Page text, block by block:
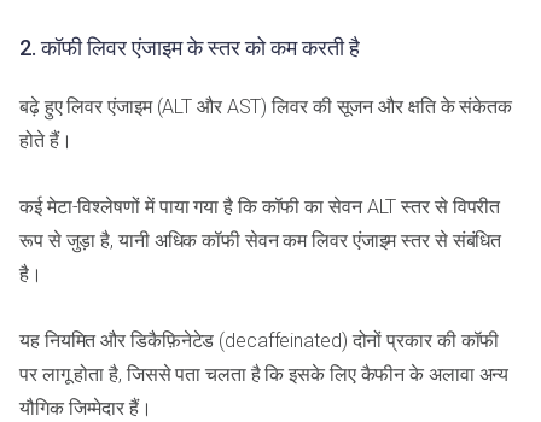
2. कॉफी लिवर एंजाइम के स्तर को कम करती है
बढ़े हुए लिवर एंजाइम (ALT और AST) लिवर की सूजन और क्षति के संकेतक
होते हैं।
कई मेटा-विश्लेषणों में पाया गया है कि कॉफी का सेवन ALT स्तर से विपरीत
रूप से जुड़ा है, यानी अधिक कॉफी सेवन कम लिवर एंजाइम स्तर से संबंधित
है।
यह नियमित और डिकैफ़िनेटेड (decaffeinated) दोनों प्रकार की कॉफी
पर लागू होता है, जिससे पता चलता है कि इसके लिए कैफीन के अलावा अन्य
यौगिक जिम्मेदार हैं।